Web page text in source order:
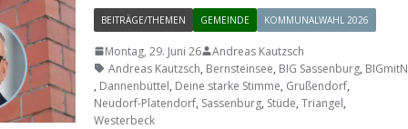
BEITRÄGE/THEMEN GEMEINDE KOMMUNALWAHL 2026
Montag, 29. Juni 26
Andreas Kautzsch
Andreas Kautzsch, Bernsteinsee, BIG Sassenburg, BIGmitN
, Dannenbüttel, Deine starke Stimme, Grußendorf,
Neudorf-Platendorf, Sassenburg, Stüde, Triangel,
Westerbeck